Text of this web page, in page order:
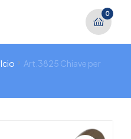
0
Art.3825 Chiave per